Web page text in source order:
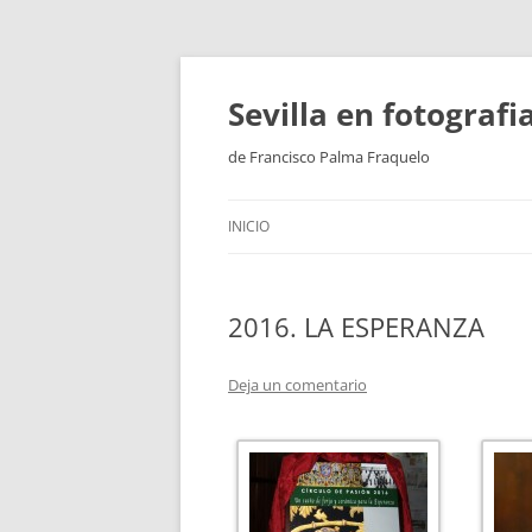
Saltar
contenido
Sevilla en
de Francisco Palma Fraquelo
INICIO
2016. LA ESPERANZA
Deja un comentario